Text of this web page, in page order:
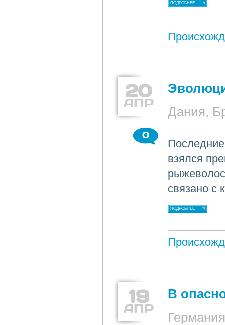
ПОДРОБНЕЕ
20
АПР
Дания,
0
взялся
связано с
ПОДРОБНЕЕ
19
АПР
В